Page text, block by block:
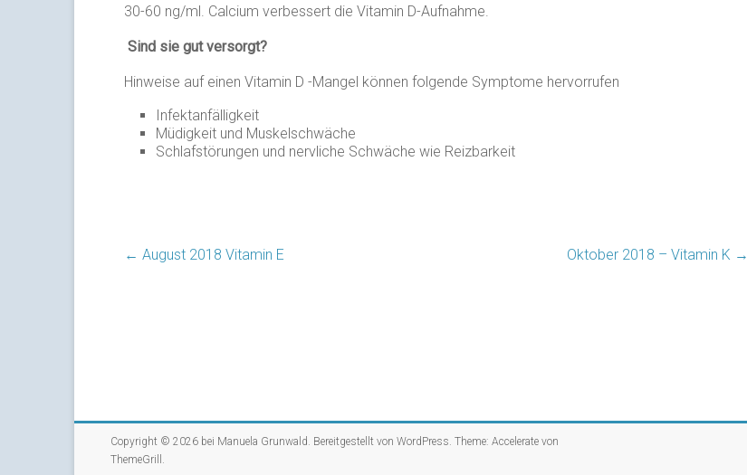
30-60 ng/ml. Calcium verbessert die Vitamin D-Aufnahme.
Sind sie gut versorgt?
Hinweise auf einen Vitamin D -Mangel können folgende Symptome hervorrufen
Infektanfälligkeit
Müdigkeit und Muskelschwäche
Schlafstörungen und nervliche Schwäche wie Reizbarkeit
← August 2018 Vitamin E Oktober 2018 – Vitamin K →
Copyright © 2026 bei Manuela Grunwald. Bereitgestellt von WordPress. Theme: Accelerate von
ThemeGrill .